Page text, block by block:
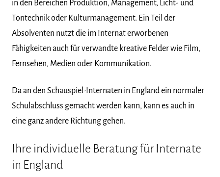
in den Bereichen Produktion, Management, Licht- und
Tontechnik oder Kulturmanagement. Ein Teil der
Absolventen nutzt die im Internat erworbenen
Fähigkeiten auch für verwandte kreative Felder wie Film,
Fernsehen, Medien oder Kommunikation.
Da an den Schauspiel-Internaten in England ein normaler
Schulabschluss gemacht werden kann, kann es auch in
eine ganz andere Richtung gehen.
Ihre individuelle Beratung für Internate
in England